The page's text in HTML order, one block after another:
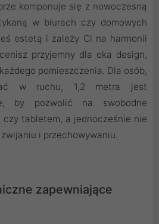
komponuje się z nowoczesną
w biurach czy domowych
estetą i zależy Ci na harmonii
przyjemny dla oka design,
pomieszczenia. Dla osób,
w ruchu, 1,2 metra jest
by pozwolić na swobodne
czy tabletem, a jednocześnie nie
i przechowywaniu.
zapewniające